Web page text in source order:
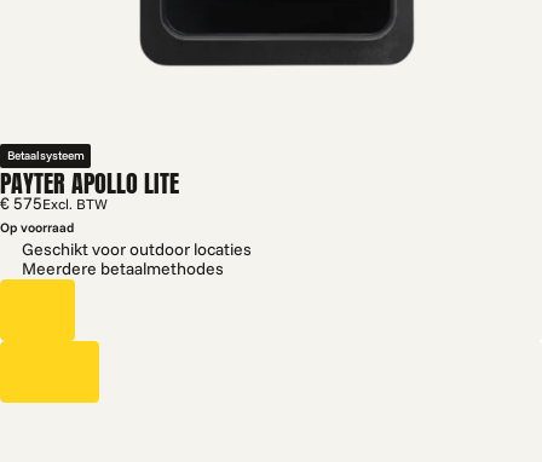
Betaalsysteem
PAYTER APOLLO LITE
€ 575Excl. BTW
Op voorraad
Geschikt voor outdoor locaties
Meerdere betaalmethodes